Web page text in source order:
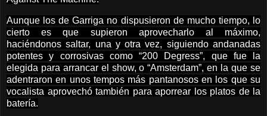
Aunque los de Garriga no dispusieron de mucho tiempo, lo
cierto es que supieron aprovecharlo al máximo,
haciéndonos saltar, una y otra vez, siguiendo andanadas
potentes y corrosivas como “200 Degress”, que fue la
elegida para arrancar el show, o “Amsterdam”, en la que se
adentraron en unos tempos más pantanosos en los que su
vocalista aprovechó también para aporrear los platos de la
batería.